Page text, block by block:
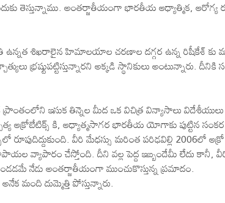
తెస్తున్నాము. అంతర్జాతీయంగా భారతీయ ఆధ్యాత్మిక, ఆరోగ్య
శిఖరాలైన హిమాలయాల చరణాల దగ్గర ఉన్న రిషీకేశ్ కు
భ్రష్టుపట్టిస్తున్నారని అక్కడి స్థానికులు అంటున్నారు.
ఇసుక తిన్నెల మీద ఒక విచిత్ర విన్యాసాలు విదేశీయులు
కి, ఆధ్యాత్మసాగర భారతీయ యోగాకు పుట్టిన సంకర
రూపుదిద్దుకుంది. వీరి మేధస్సు మరింత పరిఢవిల్లి 2006లో
వ్యాపారం చేస్తోంది. దీని వల్ల పెద్ద ఇబ్బందేమీ లేదు
నేడు అంతర్జాతీయంగా ముంచుకొస్తున్న ప్రమాదం.
మంది దుమ్మెత్తి పోస్తున్నారు.